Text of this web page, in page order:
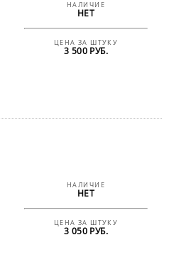
НАЛИЧИЕ
НЕТ
ЦЕНА ЗА ШТУКУ
3 500 РУБ.
НАЛИЧИЕ
НЕТ
ЦЕНА ЗА ШТУКУ
3 050 РУБ.